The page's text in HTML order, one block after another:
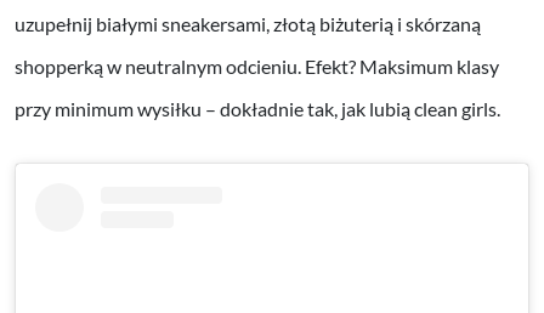
uzupełnij białymi sneakersami, złotą biżuterią i skórzaną
shopperką w neutralnym odcieniu. Efekt? Maksimum klasy
przy minimum wysiłku – dokładnie tak, jak lubią clean girls.